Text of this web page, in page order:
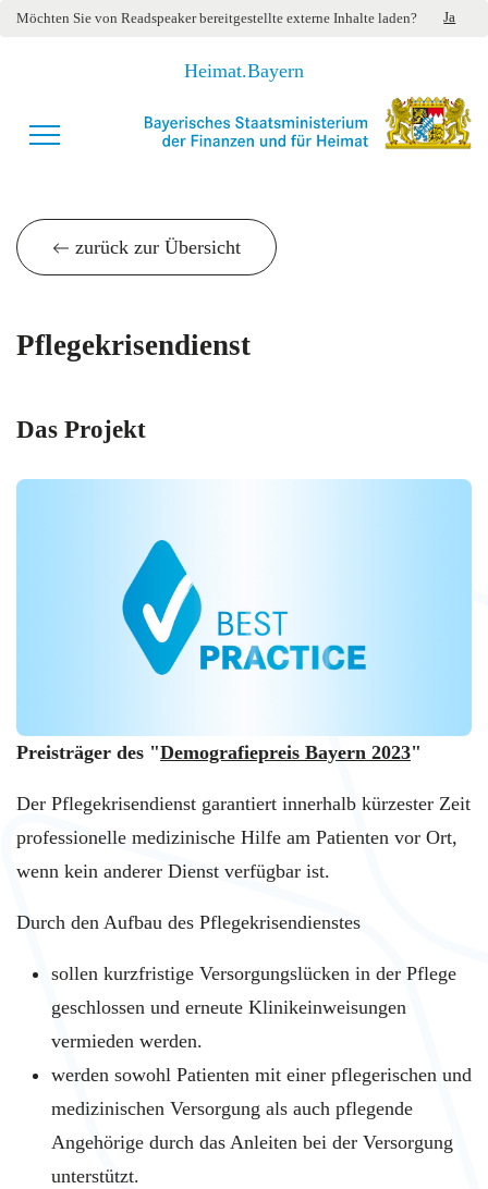
Möchten Sie vonReadspeakerbereitgestellte externe Inhalte laden? Ja
Heimat.Bayern
zurück zur Übersicht
Pflegekrisendienst
Das Projekt
Preisträger des "Demografiepreis Bayern 2023"
Der Pflegekrisendienst garantiert innerhalb kürzester Zeit
professionelle medizinische Hilfe am Patienten vor Ort,
wenn kein anderer Dienst verfügbar ist.
Durch den Aufbau des Pflegekrisendienstes
sollen kurzfristige Versorgungslücken in der Pflege
geschlossen und erneute Klinikeinweisungen
vermieden werden.
werden sowohl Patienten mit einer pflegerischen und
medizinischen Versorgung als auch pflegende
Angehörige durch das Anleiten bei der Versorgung
unterstützt.